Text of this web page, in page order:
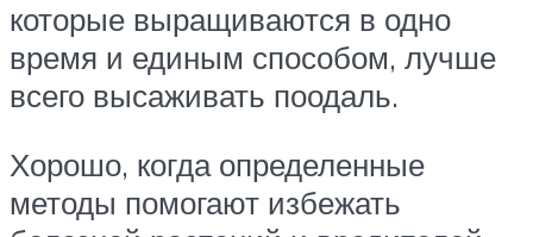
которые выращиваются в одно
время и единым способом, лучше
всего высаживать поодаль.
Хорошо, когда определенные
методы помогают избежать